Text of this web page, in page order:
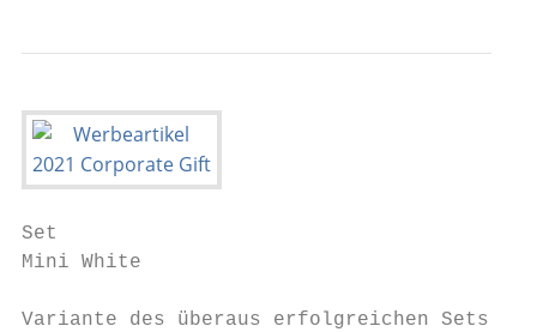
Set
Mini White
Variante des überaus erfolgreichen Sets in